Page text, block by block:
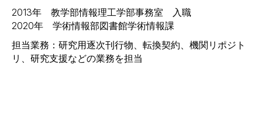
2013年 教学部情報理工学部事務室 入職
2020年 学術情報部図書館学術情報課
担当業務：研究用逐次刊行物、転換契約、機関リポジト
リ、研究支援などの業務を担当